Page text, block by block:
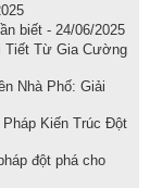
biết - 24/06/2025
Tiết Từ Gia Cường
Nhà Phố: Giải
Pháp Kiến Trúc Đột
đột phá cho